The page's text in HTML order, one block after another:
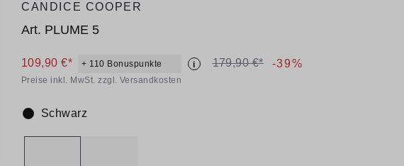
CANDICE COOPER
Art. PLUME 5
109,90 €* + 110 Bonuspunkte i 179,90 €* -39%
Preise inkl. MwSt. zzgl. Versandkosten
Farbe:
Schwarz